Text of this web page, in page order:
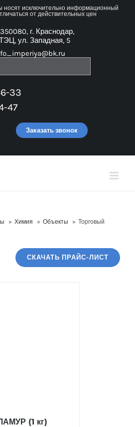
носят исключительно информационный
от действительных цен
г. Краснодар,
ул. Западная, 5
33
47
Заказать звонок
» Химия » Объекты » Торговый
СКАЧАТЬ ПРАЙС-ЛИСТ
(1 кг)